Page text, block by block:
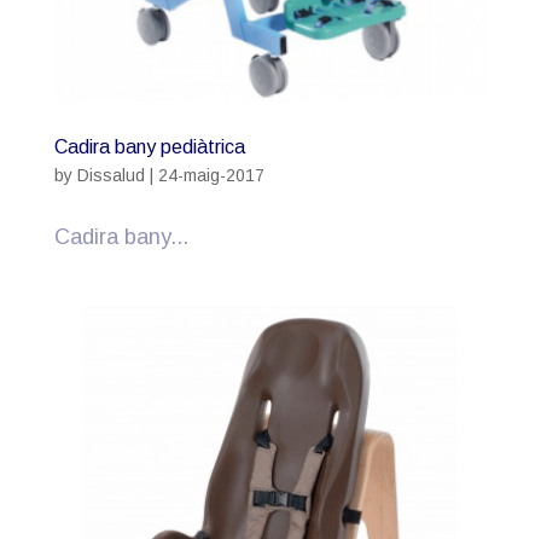
Cadira bany pediàtrica
by Dissalud 24-maig-2017
Cadira bany...